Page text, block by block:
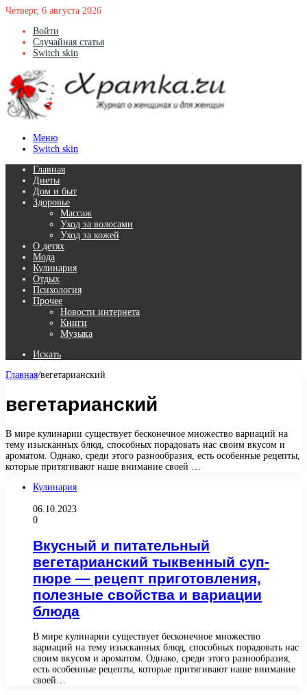
Четверг, 6 августа 2026
Войти
Случайная статья
Switch skin
Меню
Switch skin
Главная
Диеты
Дом и быт
Здоровье
Массаж
Уход за волосами
Уход за кожей
О детях
Мода
Кулинария
Отдых
Психология
Прочее
Новости интернета
Книги
Музыка
Искать
Главная/вегетарианский
вегетарианский
В мире кулинарии существует бесконечное множество вариаций на
тему изысканных блюд, способных порадовать нас своим вкусом и
ароматом. Однако, среди этого разнообразия, есть особенные рецепты,
которые притягивают наше внимание своей …
Кулинария
06.10.2023
0
Вкусный и питательный
вегетарианский тыквенный суп-
пюре — рецепт приготовления,
полезные свойства и вариации
блюда
В мире кулинарии существует бесконечное множество
вариаций на тему изысканных блюд, способных порадовать нас
своим вкусом и ароматом. Однако, среди этого разнообразия,
есть особенные рецепты, которые притягивают наше внимание
своей…